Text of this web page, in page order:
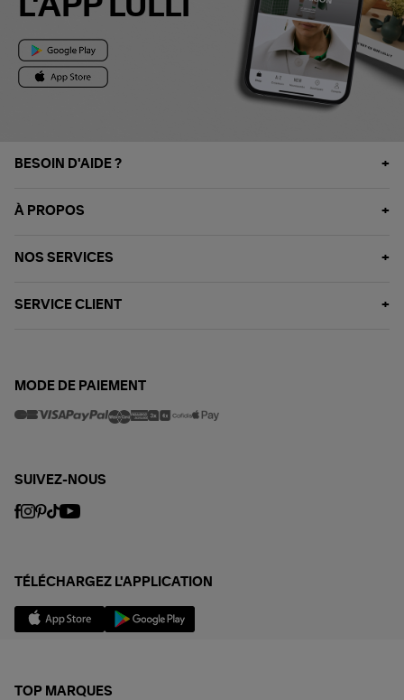
L'APP LULLI
BESOIN D'AIDE ?
À PROPOS
NOS SERVICES
SERVICE CLIENT
MODE DE PAIEMENT
SUIVEZ-NOUS
TÉLÉCHARGEZ L'APPLICATION
TOP MARQUES